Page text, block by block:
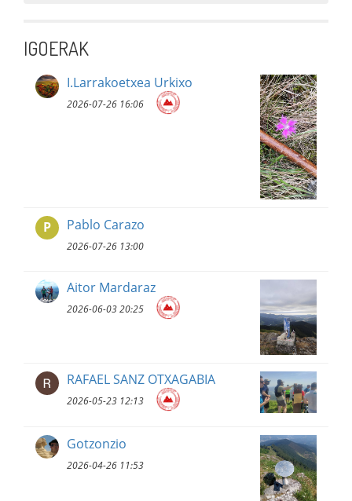
IGOERAK
I.Larrakoetxea Urkixo
2026-07-26 16:06
P Pablo Carazo
2026-07-26 13:00
Aitor Mardaraz
2026-06-03 20:25
RAFAEL SANZ OTXAGABIA
2026-05-23 12:13
Gotzonzio
2026-04-26 11:53